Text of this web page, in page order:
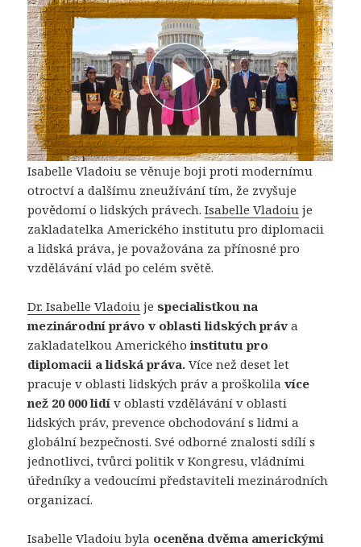
Isabelle Vladoiu se věnuje boji proti modernímu
otroctví a dalšímu zneužívání tím, že zvyšuje
povědomí o lidských právech.Isabelle Vladoiu je
zakladatelka Amerického institutu pro diplomacii
a lidská práva, je považována za přínosné pro
vzdělávání vlád po celém světě.
Dr. Isabelle Vladoiu jespecialistkou na
mezinárodní právo v oblasti lidských práv a
zakladatelkou Americkéhoinstitutu pro
diplomacii a lidská práva. Více než deset let
pracuje v oblasti lidských práv a proškolilavíce
než 20 000 lidí v oblasti vzdělávání v oblasti
lidských práv, prevence obchodování s lidmi a
globální bezpečnosti. Své odborné znalosti sdílí s
jednotlivci, tvůrci politik v Kongresu, vládními
úředníky a vedoucími představiteli mezinárodních
organizací.
Isabelle Vladoiu byla oceněna dvěma americkými